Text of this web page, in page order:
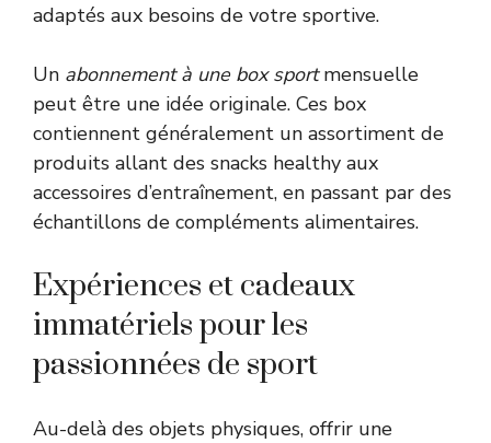
adaptés aux besoins de votre sportive.
Un abonnement à une box sportmensuelle
peut être une idée originale. Ces box
contiennent généralement un assortiment de
produits allant des snacks healthy aux
accessoires d’entraînement, en passant par des
échantillons de compléments alimentaires.
Expériences et cadeaux
immatériels pour les
passionnées de sport
Au-delà des objets physiques, offrir une